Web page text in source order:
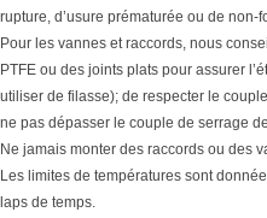
rupture, d’usure prématurée ou de
Pour les vannes et raccords, nous
PTFE ou des joints plats pour assurer
utiliser de filasse); de respecter le
ne pas dépasser le couple de serrage
Ne jamais monter des raccords ou des
Les limites de températures sont
laps de temps.